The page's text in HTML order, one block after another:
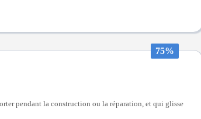
75%
pendant la construction ou la réparation, et qui glisse